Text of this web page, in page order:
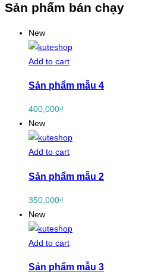
Sản phẩm bán chạy
New
Add to cart
Sản phẩm mẫu 4
400,000₫
New
Add to cart
Sản phẩm mẫu 2
350,000₫
New
Add to cart
Sản phẩm mẫu 3